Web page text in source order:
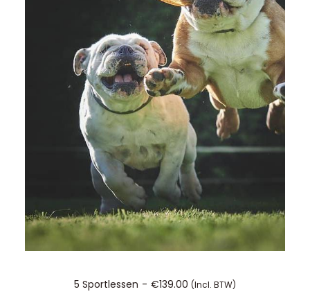
TOEVOEGEN AAN WINKELWAGEN
5 Sportlessen €139.00 (incl. BTW)